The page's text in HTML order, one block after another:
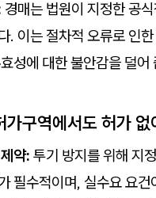
경매는 법원이 지정한 공
. 이는 절차적 오류로 인
성에 대한 불안감을 덜어
구역에서도 허가 없
약: 투기 방지를 위해 지
필수적이며, 실수요 요